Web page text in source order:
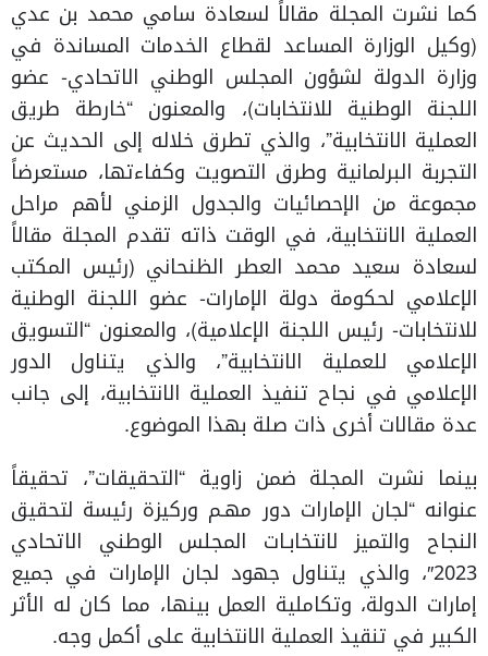
كما نشرت المجلة مقالاً لسعادة سامي محمد بن عدي
(وكيل الوزارة المساعد لقطاع الخدمات المساندة في
وزارة الدولة لشؤون المجلس الوطني الاتحادي- عضو
اللجنة الوطنية للانتخابات)، والمعنون “خارطة طريق
العملية الانتخابية”، والذي تطرق خلاله إلى الحديث عن
التجربة البرلمانية وطرق التصويت وكفاءتها، مستعرضاً
مجموعة من الإحصائيات والجدول الزمني لأهم مراحل
العملية الانتخابية، في الوقت ذاته تقدم المجلة مقالاً
لسعادة سعيد محمد العطر الظنحاني (رئيس المكتب
الإعلامي لحكومة دولة الإمارات- عضو اللجنة الوطنية
للانتخابات- رئيس اللجنة الإعلامية)، والمعنون “التسويق
الإعلامي للعملية الانتخابية”، والذي يتناول الدور
الإعلامي في نجاح تنفيذ العملية الانتخابية، إلى جانب
عدة مقالات أخرى ذات صلة بهذا الموضوع.
بينما نشرت المجلة ضمن زاوية “التحقيقات”، تحقيقاً
عنوانه “لجان الإمارات دور مهـم وركيزة رئيسة لتحقيق
النجاح والتميز لانتخابـات المجلس الوطني الاتحادي
2023″، والذي يتناول جهود لجان الإمارات في جميع
إمارات الدولة، وتكاملية العمل بينها، مما كان له الأثر
الكبير في تنقيذ العملية الانتخابية على أكمل وجه.